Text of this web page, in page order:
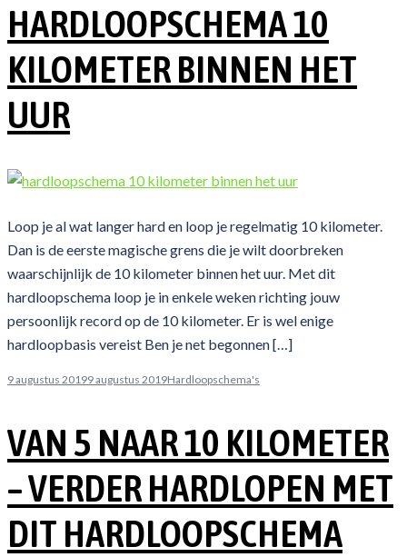
HARDLOOPSCHEMA 10
KILOMETER BINNEN HET
UUR
Loop je al wat langer hard en loop je regelmatig 10 kilometer.
Dan is de eerste magische grens die je wilt doorbreken
waarschijnlijk de 10 kilometer binnen het uur. Met dit
hardloopschema loop je in enkele weken richting jouw
persoonlijk record op de 10 kilometer. Er is wel enige
hardloopbasis vereist Ben je net begonnen […]
9 augustus 20199 augustus 2019Hardloopschema's
VAN 5 NAAR 10 KILOMETER
– VERDER HARDLOPEN MET
DIT HARDLOOPSCHEMA